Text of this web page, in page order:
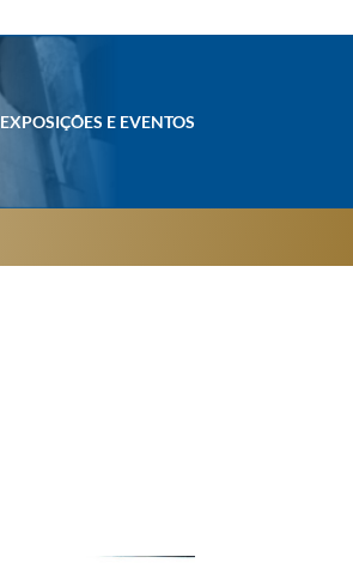
EXPOSIÇÕES E EVENTOS